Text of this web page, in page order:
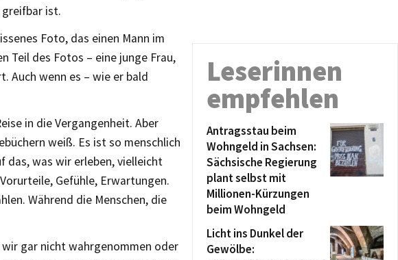
greifbar ist.
Foto, das einen Mann im
Teil des Fotos – eine junge Frau,
Auch wenn es – wie er bald
in die Vergangenheit. Aber
weiß. Es ist so menschlich
das, was wir erleben, vielleicht
Gefühle, Erwartungen.
Während die Menschen, die
wir gar nicht wahrgenommen oder
Leserinnen
empfehlen
Antragsstau beim
Wohngeld in Sachsen:
Sächsische Regierung
plant selbst mit
Millionen-Kürzungen
beim Wohngeld
Licht ins Dunkel der
Gewölbe: